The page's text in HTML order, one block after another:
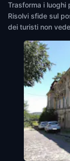
Trasforma i luoghi
Risolvi sfide sul
dei turisti non vede